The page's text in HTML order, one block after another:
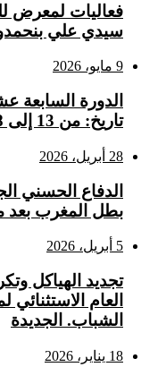
فعاليات لمعرض
سيدي علي
9 مايو، 2026
الدورة
تاريخ: من 13 إلى 18 أكتوبر 2026
28 أبريل، 2026
الدفاع الحسني
بطل المغرب بعد
5 أبريل، 2026
تجديد الهياكل
العام الاستثنائي
الشباب. الجديدة
18 يناير، 2026